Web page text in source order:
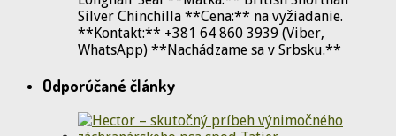
Silver Chinchilla **Cena:** na vyžiadanie.
**Kontakt:** +381 64 860 3939 (Viber,
WhatsApp) **Nachádzame sa v Srbsku.**
Odporúčané články